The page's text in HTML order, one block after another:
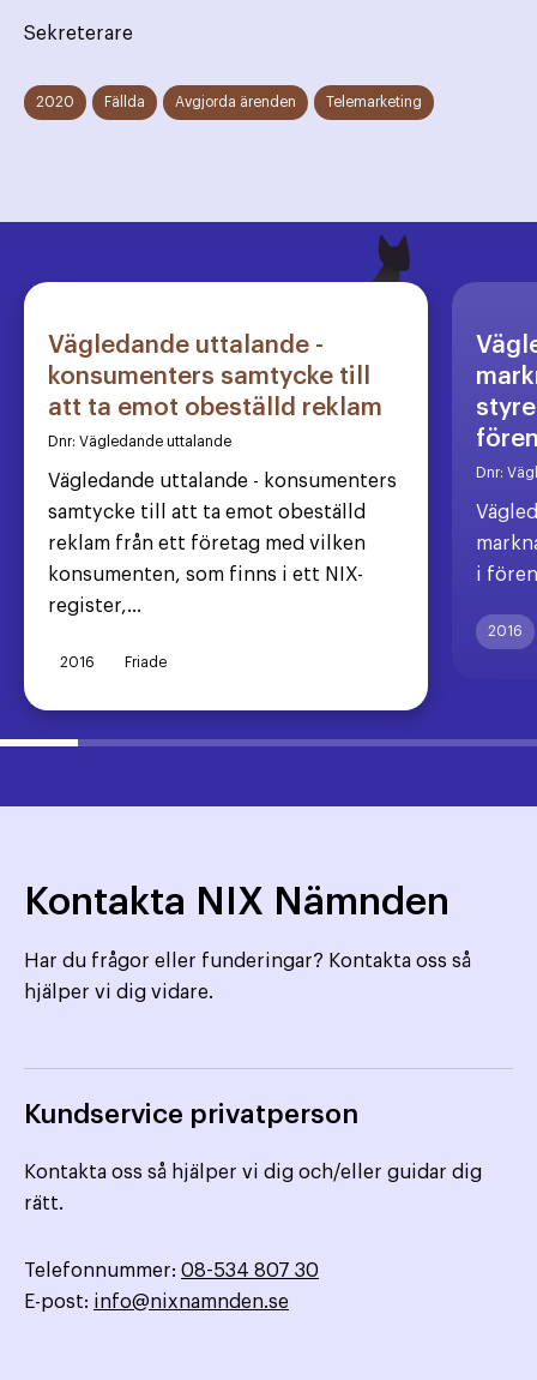
Sekreterare
2020 Fällda Avgjorda ärenden Telemarketing
Vägledande uttalande -
konsumenters samtycke till
att ta emot obeställd reklam
Dnr: Vägledande uttalande
Vägledande uttalande - konsumenters
samtycke till att ta emot obeställd
reklam från ett företag med vilken
konsumenten, som finns i ett NIX-
register,...
2016 Friade
Dnr:
i
2016
Kontakta NIX Nämnden
Har du frågor eller funderingar? Kontakta oss så
hjälper vi dig vidare.
Kundservice privatperson
Kontakta oss så hjälper vi dig och/eller guidar dig
rätt.
Telefonnummer: 08-534 807 30
E-post: info@nixnamnden.se